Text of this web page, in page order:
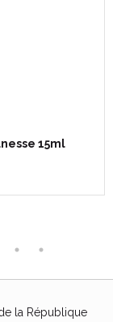
15ml
la République